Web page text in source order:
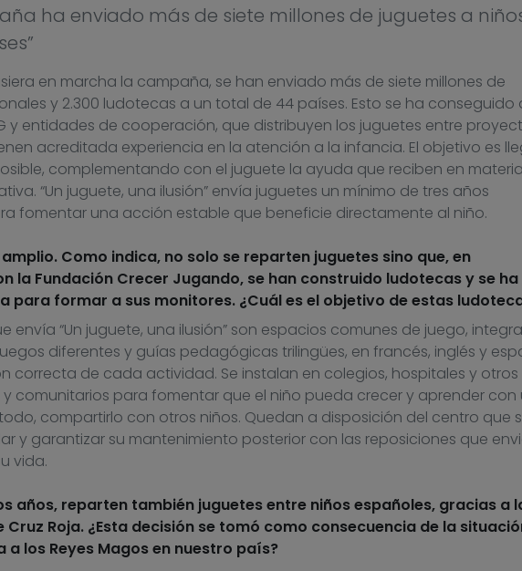
ha enviado más de siete millones de juguetes a
en marcha la campaña, se han enviado más de siete millones de
y 2.300 ludotecas a un total de 44 países. Esto se ha conseguido
y entidades de cooperación, que distribuyen los juguetes entre
acreditada experiencia en la atención a la infancia. El objetivo es
complementando con el juguete la ayuda que reciben en materia
“Un juguete, una ilusión” envía juguetes un mínimo de tres años
fomentar una acción estable que beneficie directamente al niño.
Como indica, no solo se reparten juguetes sino que, en
la Fundación Crecer Jugando, se han construido ludotecas y se ha
para formar a sus monitores. ¿Cuál es el objetivo de estas
envía “Un juguete, una ilusión” son espacios comunes de juego,
diferentes y guías pedagógicas trilingües, en francés, inglés y
correcta de cada actividad. Se instalan en colegios, hospitales y otros
comunitarios para fomentar que el niño pueda crecer y aprender con
compartirlo con otros niños. Quedan a disposición del centro que
y garantizar su mantenimiento posterior con las reposiciones que
vida.
años, reparten también juguetes entre niños españoles, gracias a
Roja. ¿Esta decisión se tomó como consecuencia de la
a los Reyes Magos en nuestro país?